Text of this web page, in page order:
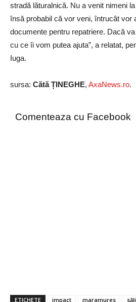
stradă lăturalnică. Nu a venit nimeni
însă probabil că vor veni, întrucât vor
documente pentru repatriere. Dacă
cu ce îi vom putea ajuta”, a relatat,
Iuga.
sursa: Cătă ȚINEGHE, AxaNews.ro.
Comenteaza cu Facebook
ETICHETE impact maramures